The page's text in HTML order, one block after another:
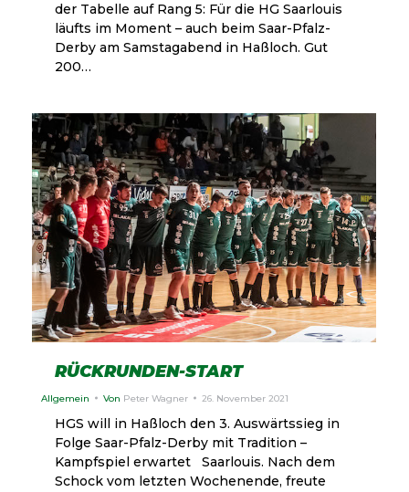
der Tabelle auf Rang 5: Für die HG Saarlouis
läufts im Moment – auch beim Saar-Pfalz-
Derby am Samstagabend in Haßloch. Gut
200…
RÜCKRUNDEN-START
Allgemein Von Peter Wagner 26. November 2021
HGS will in Haßloch den 3. Auswärtssieg in
Folge Saar-Pfalz-Derby mit Tradition –
Kampfspiel erwartet Saarlouis. Nach dem
Schock vom letzten Wochenende, freute